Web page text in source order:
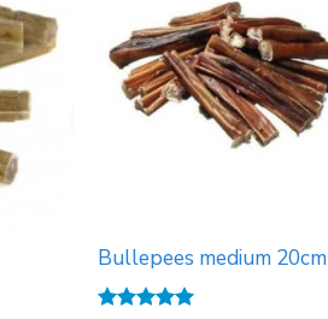
Bullepees medium 20cm